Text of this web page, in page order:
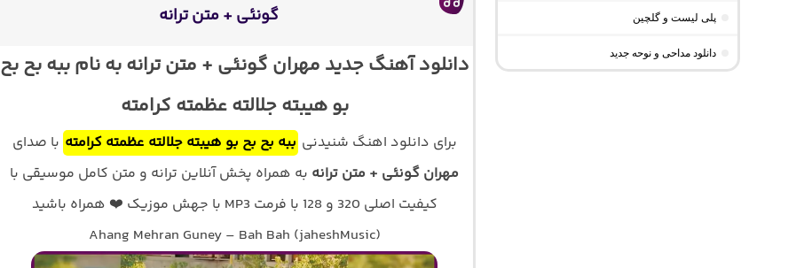
گونئی + متن ترانه
دانلود آهنگ جدید مهران گونئی + متن ترانه به نام ببه بح بح
بو هیبته جلالته عظمته کرامته
برای دانلود اهنگ شنیدنی ببه بح بح بو هیبته جلالته عظمته کرامته با صدای
مهران گونئی + متن ترانه به همراه پخش آنلاین ترانه و متن کامل موسیقی با
کیفیت اصلی 320 و 128 با فرمت MP3 با جهش موزیک ❤️ همراه باشید
Ahang Mehran Guney – Bah Bah (jaheshMusic)
پلی لیست و گلچین
دانلود مداحی و نوحه جدید